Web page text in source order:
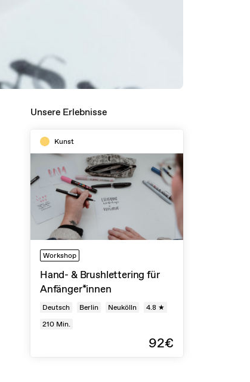
Unsere Erlebnisse
Kunst
Workshop
Hand- & Brushlettering für
Anfänger*innen
Deutsch Berlin Neukölln
4.8 ★
210 Min.
92€